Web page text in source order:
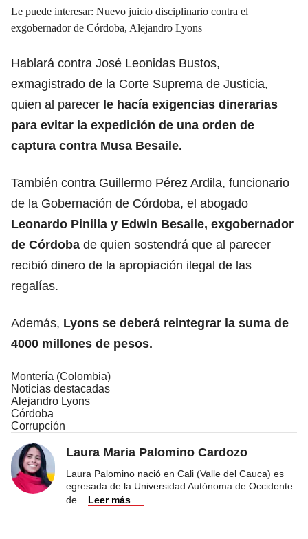
Le puede interesar: Nuevo juicio disciplinario contra el
exgobernador de Córdoba, Alejandro Lyons
Hablará contra José Leonidas Bustos,
exmagistrado de la Corte Suprema de Justicia,
quien al parecer le hacía exigencias dinerarias
para evitar la expedición de una orden de
captura contra Musa Besaile.
También contra Guillermo Pérez Ardila, funcionario
de la Gobernación de Córdoba, el abogado
Leonardo Pinilla y Edwin Besaile, exgobernador
de Córdoba de quien sostendrá que al parecer
recibió dinero de la apropiación ilegal de las
regalías.
Además, Lyons se deberá reintegrar la suma de
4000 millones de pesos.
Montería (Colombia)
Noticias destacadas
Alejandro Lyons
Córdoba
Corrupción
Laura Maria Palomino Cardozo
Laura Palomino nació en Cali (Valle del Cauca) es
egresada de la Universidad Autónoma de Occidente
de
Leer más